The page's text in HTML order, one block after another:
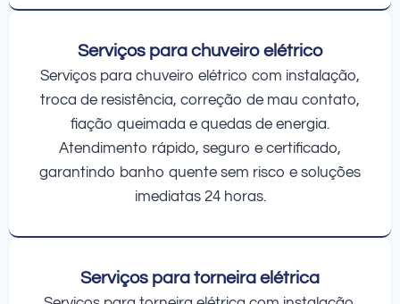
Serviços para chuveiro elétrico
Serviços para chuveiro elétrico com instalação,
troca de resistência, correção de mau contato,
fiação queimada e quedas de energia.
Atendimento rápido, seguro e certificado,
garantindo banho quente sem risco e soluções
imediatas 24 horas.
Serviços para torneira elétrica